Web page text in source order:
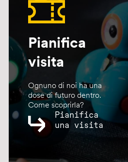
Pianifica
visita
Ognuno di noi ha una
dose di futuro dentro.
Come scoprirla?
Pianifica
una visita